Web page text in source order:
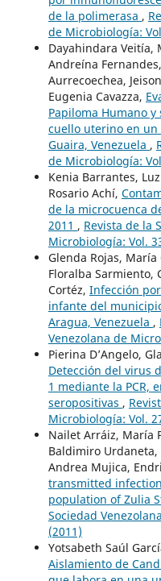
de la polimerasa ,
de Microbiología:
Dayahindara Veitía,
Andreína
Aurrecoechea,
Eugenia Cavazza,
Papiloma Humano
cuello uterino en un
Guaira, Venezuela ,
de Microbiología:
Kenia Barrantes,
Rosario Achí,
de la microcuenca
2011 , Revista de la
Microbiología: Vol.
Glenda Rojas,
Floralba Sarmiento,
Cortéz, Infección
infante del
Aragua, Venezuela ,
Venezolana de
Pierina D’Angelo,
Detección del virus
1 mediante la PCR,
seropositivas ,
Microbiología: Vol.
Nailet Arráiz, María
Baldimiro Urdaneta,
Andrea Mujica,
transmitted
population of Zulia
Sociedad
(2011)
Yotsabeth Saúl
Aislamiento de